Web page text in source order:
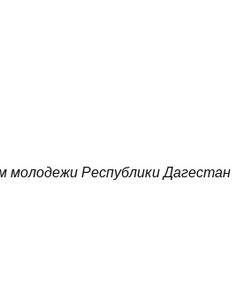
молодежи Республики Дагестан